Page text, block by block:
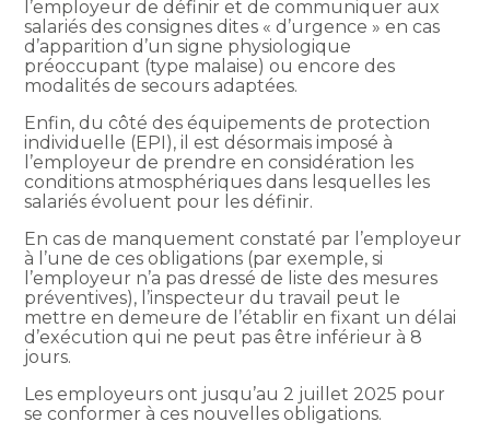
l’employeur de définir et de communiquer aux
salariés des consignes dites « d’urgence » en cas
d’apparition d’un signe physiologique
préoccupant (type malaise) ou encore des
modalités de secours adaptées.
Enfin, du côté des équipements de protection
individuelle (EPI), il est désormais imposé à
l’employeur de prendre en considération les
conditions atmosphériques dans lesquelles les
salariés évoluent pour les définir.
En cas de manquement constaté par l’employeur
à l’une de ces obligations (par exemple, si
l’employeur n’a pas dressé de liste des mesures
préventives), l’inspecteur du travail peut le
mettre en demeure de l’établir en fixant un délai
d’exécution qui ne peut pas être inférieur à 8
jours.
Les employeurs ont jusqu’au 2 juillet 2025 pour
se conformer à ces nouvelles obligations.